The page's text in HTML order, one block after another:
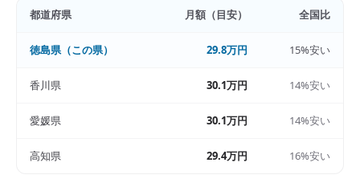
都道府県 月額（目安） 全国比
徳島県（この県） 29.8万円 15%安い
香川県 30.1万円 14%安い
愛媛県 30.1万円 14%安い
高知県 29.4万円 16%安い